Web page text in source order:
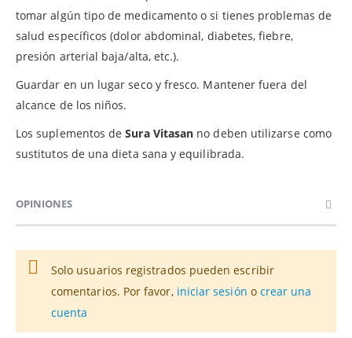
tomar algún tipo de medicamento o si tienes problemas de
salud específicos (dolor abdominal, diabetes, fiebre,
presión arterial baja/alta, etc.).
Guardar en un lugar seco y fresco. Mantener fuera del
alcance de los niños.
Los suplementos deSura Vitasan no deben utilizarse como
sustitutos de una dieta sana y equilibrada.
OPINIONES
Solo usuarios registrados pueden escribir
comentarios. Por favor, iniciar sesión o crear una
cuenta